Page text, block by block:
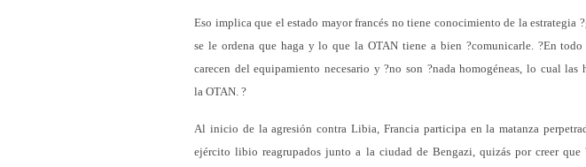
Eso implica que el estado mayor francés no tiene conocimiento de la estrategia
se le ordena que haga y lo que la OTAN tiene a bien ?comunicarle. ?En todo
carecen del equipamiento necesario y ?no son ?nada homogéneas, lo cual las
la OTAN. ?
Al inicio de la agresión contra Libia, Francia participa en la matanza
ejército libio reagrupados junto a la ciudad de Bengazi, quizás por creer que